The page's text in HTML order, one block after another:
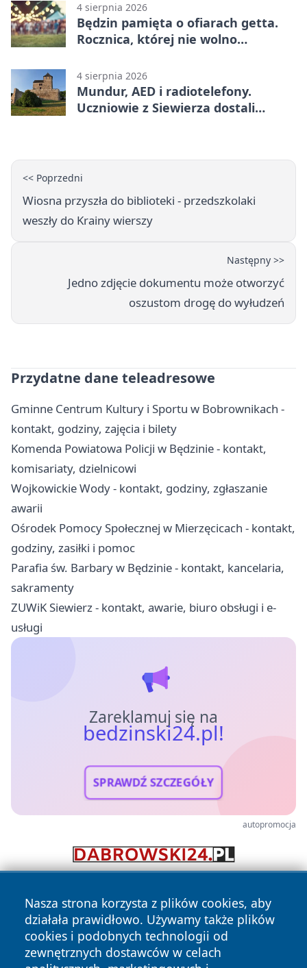
4 sierpnia 2026
Będzin pamięta o ofiarach getta.
Rocznica, której nie wolno
4 sierpnia 2026
Mundur, AED i radiotelefony.
Uczniowie z Siewierza dostali
<< Poprzedni
Wiosna przyszła do biblioteki - przedszkolaki
weszły do Krainy wierszy
Następny >>
Jedno zdjęcie dokumentu może otworzyć
oszustom drogę do wyłudzeń
Przydatne dane teleadresowe
Gminne Centrum Kultury i Sportu w Bobrownikach -
kontakt, godziny, zajęcia i bilety
Komenda Powiatowa Policji w Będzinie - kontakt,
komisariaty, dzielnicowi
Wojkowickie Wody - kontakt, godziny, zgłaszanie
awarii
Ośrodek Pomocy Społecznej w Mierzęcicach - kontakt,
godziny, zasiłki i pomoc
Parafia św. Barbary w Będzinie - kontakt, kancelaria,
sakramenty
ZUWiK Siewierz - kontakt, awarie, biuro obsługi i e-
usługi
Zareklamuj się na
bedzinski24.pl!
SPRAWDŹ SZCZEGÓŁY
autopromocja
Nasza strona korzysta z plików cookies, aby
działała prawidłowo. Używamy także plików
cookies i podobnych technologii od
zewnętrznych dostawców w celach